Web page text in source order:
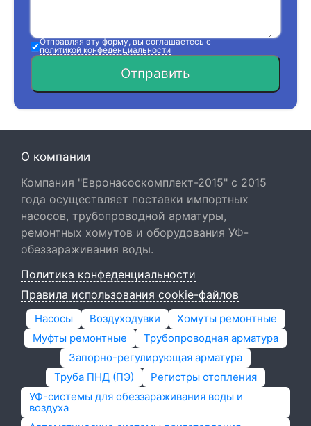
Отправляя эту форму, вы соглашаетесь с
политикой конфеденциальности
Отправить
О компании
Компания "Евронасоскомплект-2015" с 2015
года осуществляет поставки импортных
насосов, трубопроводной арматуры,
ремонтных хомутов и оборудования УФ-
обеззараживания воды.
Политика конфеденциальности
Правила использования cookie-файлов
Насосы Воздуходувки
Хомуты ремонтные
Муфты ремонтные
Трубопроводная арматура
Запорно-регулирующая арматура
Труба ПНД (ПЭ)
Регистры отопления
УФ-системы для обеззараживания воды и
воздуха